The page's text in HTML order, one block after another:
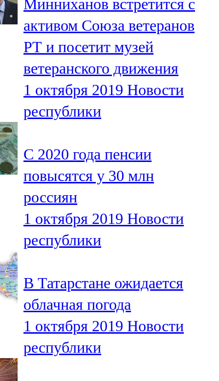
Минниханов встретится с
активом Союза ветеранов
РТ и посетит музей
ветеранского движения
1 октября 2019 Новости
республики
С 2020 года пенсии
повысятся у 30 млн
россиян
1 октября 2019 Новости
республики
В Татарстане ожидается
облачная погода
1 октября 2019 Новости
республики